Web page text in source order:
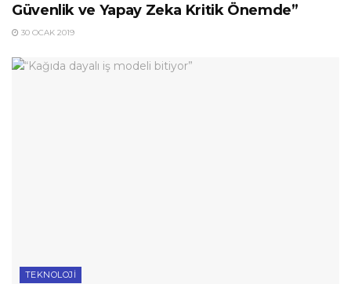
Güvenlik ve Yapay Zeka Kritik Önemde”
30 OCAK 2019
TEKNOLOJI